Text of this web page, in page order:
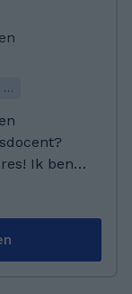
…
ben
over